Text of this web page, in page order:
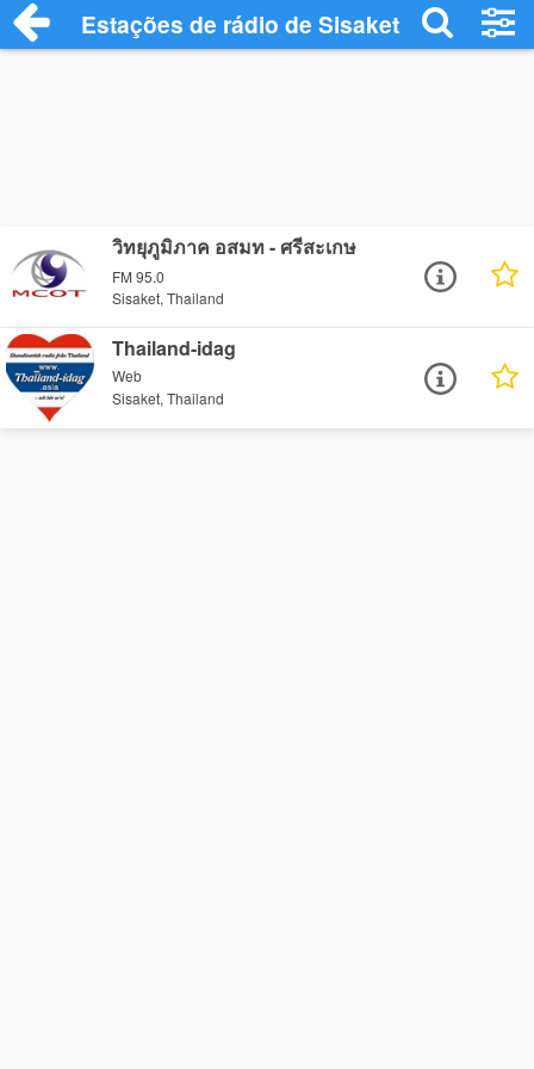
Estações de rádio de Sisaket - Ouça
วิทยุภูมิภาค อสมท - ศรีสะเกษ
FM 95.0
Sisaket, Thailand
Thailand-idag
Web
Sisaket, Thailand